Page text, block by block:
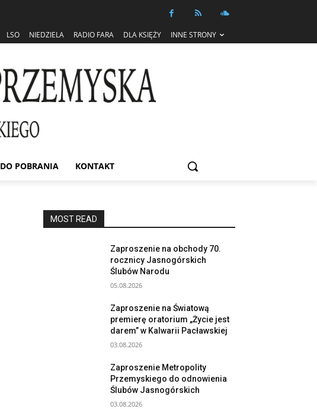
LSO NIEDZIELA RADIO FARA DLA KSIĘŻY INNE STRONY
DO POBRANIA KONTAKT
MOST READ
Zaproszenie na obchody 70.
rocznicy Jasnogórskich
Ślubów Narodu
05.08.2026
Zaproszenie na Światową
premierę oratorium „Życie jest
darem” w Kalwarii Pacławskiej
03.08.2026
Zaproszenie Metropolity
Przemyskiego do odnowienia
Ślubów Jasnogórskich
03.08.2026